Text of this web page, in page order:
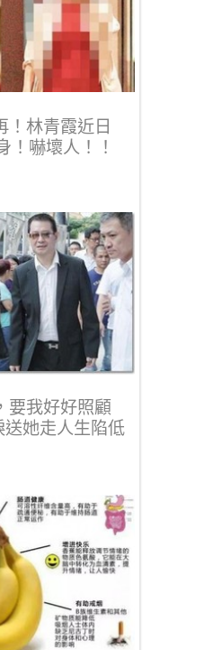
！林青霞近日
！嚇壞人！！
要我好好照顧
送她走人生陷低